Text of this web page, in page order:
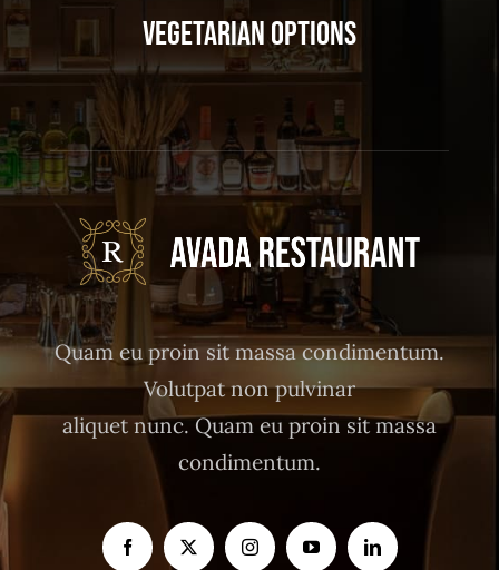
Vegetarian Options
Quam eu proin sit massa condimentum.
Volutpat non pulvinar
aliquet nunc. Quam eu proin sit massa
condimentum.